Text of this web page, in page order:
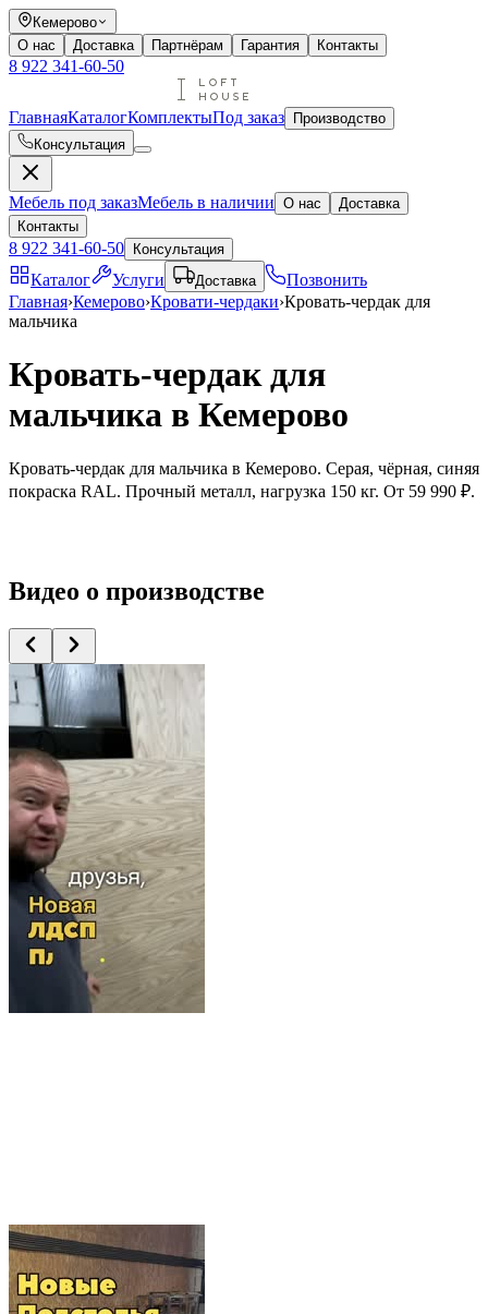
Кемерово
О нас
Доставка Партнёрам Гарантия Контакты
8 922 341-60-50
ГлавнаяКаталогКомплектыПод заказ
Производство
Консультация
Мебель под заказМебель в наличии О нас
Доставка
Контакты
8 922 341-60-50 Консультация
Каталог Услуги Доставка
Позвонить
Главная›Кемерово›Кровати-чердаки›Кровать-чердак для
мальчика
Кровать-чердак для
мальчика в Кемерово
Кровать-чердак для мальчика в Кемерово. Серая, чёрная, синяя
покраска RAL. Прочный металл, нагрузка 150 кг. От 59 990 ₽.
Видео о производстве